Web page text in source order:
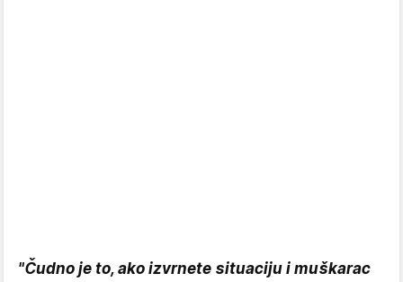
"Čudno je to, ako izvrnete situaciju i muškarac